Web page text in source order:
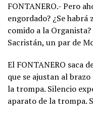
FONTANERO.- Pero
engordado? ¿Se habrá
comido a la
Sacristán, un par de
El FONTANERO saca
que se ajustan al
la trompa. Silencio
aparato de la trompa.